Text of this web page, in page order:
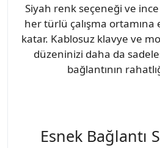
Siyah renk seçeneği ve ince
her türlü çalışma
katar. Kablosuz klavye ve
düzeninizi daha da
bağlantının
Esnek Bağlantı